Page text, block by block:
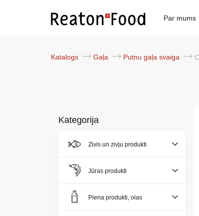
Par mums
Katalogs Gaļa Putnu gaļa svaiga
Kategorija
Zivis un zivju produkti
Jūras produkti
Piena produkti, olas